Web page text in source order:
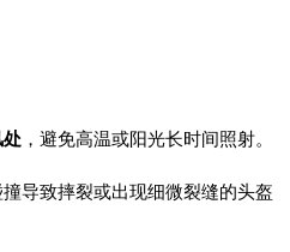
处 ，避免高温或阳光长时间照射。
导致摔裂或出现细微裂缝的头盔